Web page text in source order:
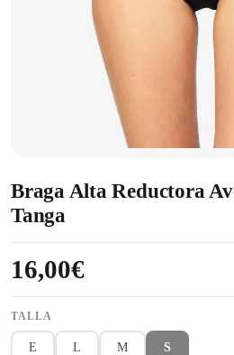
Braga Alta Reductora
Tanga
16,00€
TALLA
E L M S